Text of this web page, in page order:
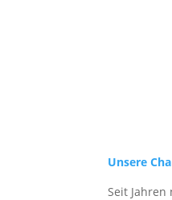
Unsere
Seit